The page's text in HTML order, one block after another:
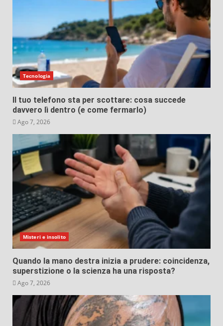
Tecnologia
Il tuo telefono sta per scottare: cosa succede
davvero lì dentro (e come fermarlo)
Ago 7, 2026
Misteri e insolito
Quando la mano destra inizia a prudere: coincidenza,
superstizione o la scienza ha una risposta?
Ago 7, 2026